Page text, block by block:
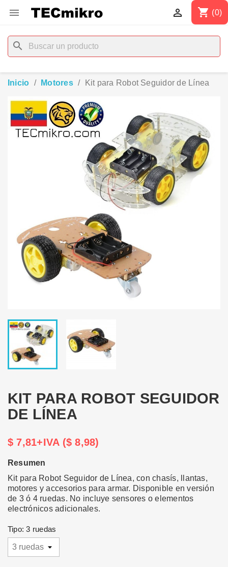
 shopping_cart (0)

search
Inicio Motores Kit para Robot Seguidor de Línea
KIT PARA ROBOT SEGUIDOR
DE LÍNEA
$ 7,81+IVA ($ 8,98)
Resumen
Kit para Robot Seguidor de Línea, con chasís, llantas,
motores y accesorios para armar. Disponible en versión
de 3 ó 4 ruedas. No incluye sensores o elementos
electrónicos adicionales.
Tipo: 3 ruedas